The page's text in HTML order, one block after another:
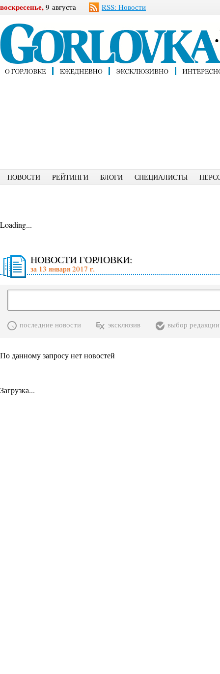
воскресенье, 9 августа RSS: Новости
НОВОСТИ РЕЙТИНГИ БЛОГИ СПЕЦИАЛИСТЫ
Loading...
НОВОСТИ ГОРЛОВКИ:
за 13 января 2017 г.
последние новости эксклюзив выбор редакции
По данному запросу нет новостей
Загрузка...